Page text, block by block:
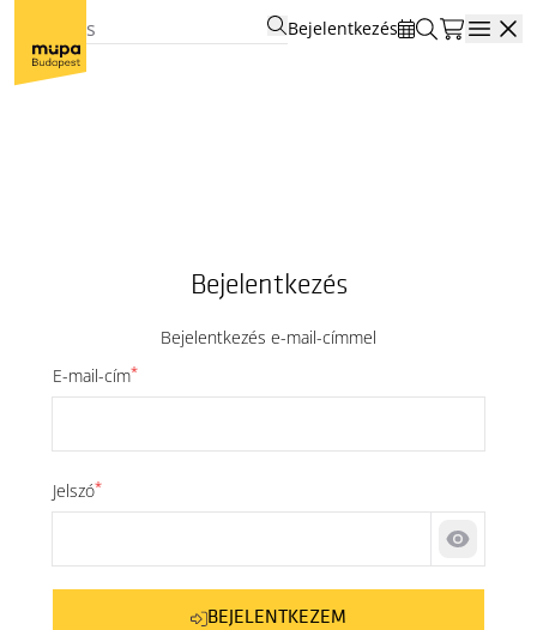
Bejelentkezés
Bejelentkezés
Bejelentkezés e-mail-címmel
E-mail-cím*
Jelszó*
Jelszó
BEJELENTKEZEM